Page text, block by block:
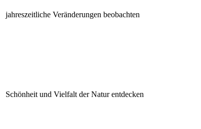
jahreszeitliche Veränderungen beobachten
Schönheit und Vielfalt der Natur entdecken